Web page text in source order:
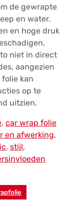
de gewrapte
en water.
en hoge druk
niet in direct
aangezien
kan
op te
uitzien.
, car wrap folie
en afwerking,
, stijl,